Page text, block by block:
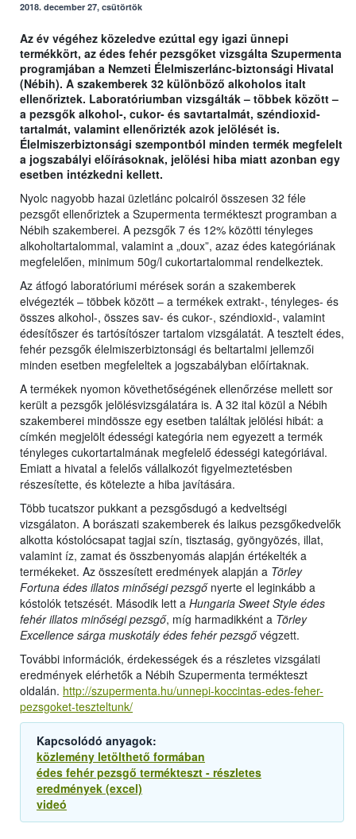
2018. december 27, csütörtök
Az év végéhez közeledve ezúttal egy igazi ünnepi
termékkört, az édes fehér pezsgőket vizsgálta Szupermenta
programjában a Nemzeti Élelmiszerlánc-biztonsági Hivatal
(Nébih). A szakemberek 32 különböző alkoholos italt
ellenőriztek. Laboratóriumban vizsgálták – többek között –
a pezsgők alkohol-, cukor- és savtartalmát, széndioxid-
tartalmát, valamint ellenőrizték azok jelölését is.
Élelmiszerbiztonsági szempontból minden termék megfelelt
a jogszabályi előírásoknak, jelölési hiba miatt azonban egy
esetben intézkedni kellett.
Nyolc nagyobb hazai üzletlánc polcairól összesen 32 féle
pezsgőt ellenőriztek a Szupermenta termékteszt programban a
Nébih szakemberei. A pezsgők 7 és 12% közötti tényleges
alkoholtartalommal, valamint a „doux”, azaz édes kategóriának
megfelelően, minimum 50g/l cukortartalommal rendelkeztek.
Az átfogó laboratóriumi mérések során a szakemberek
elvégezték – többek között – a termékek extrakt-, tényleges- és
összes alkohol-, összes sav- és cukor-, széndioxid-, valamint
édesítőszer és tartósítószer tartalom vizsgálatát. A tesztelt édes,
fehér pezsgők élelmiszerbiztonsági és beltartalmi jellemzői
minden esetben megfeleltek a jogszabályban előírtaknak.
A termékek nyomon követhetőségének ellenőrzése mellett sor
került a pezsgők jelölésvizsgálatára is. A 32 ital közül a Nébih
szakemberei mindössze egy esetben találtak jelölési hibát: a
címkén megjelölt édességi kategória nem egyezett a termék
tényleges cukortartalmának megfelelő édességi kategóriával.
Emiatt a hivatal a felelős vállalkozót figyelmeztetésben
részesítette, és kötelezte a hiba javítására.
Több tucatszor pukkant a pezsgősdugó a kedveltségi
vizsgálaton. A borászati szakemberek és laikus pezsgőkedvelők
alkotta kóstolócsapat tagjai szín, tisztaság, gyöngyözés, illat,
valamint íz, zamat és összbenyomás alapján értékelték a
termékeket. Az összesített eredmények alapján a Törley
Fortuna édes illatos minőségi pezsgőnyerte el leginkább a
kóstolók tetszését. Második lett a Hungaria Sweet Style édes
fehér illatos minőségi pezsgő, míg harmadikként a Törley
Excellence sárga muskotály édes fehér pezsgővégzett.
További információk, érdekességek és a részletes vizsgálati
eredmények elérhetők a Nébih Szupermenta termékteszt
oldalán. http://szupermenta.hu/unnepi-koccintas-edes-feher-
pezsgoket-teszteltunk/
Kapcsolódó anyagok:
közlemény letölthető formában
édes fehér pezsgő termékteszt - részletes
eredmények (excel)
videó